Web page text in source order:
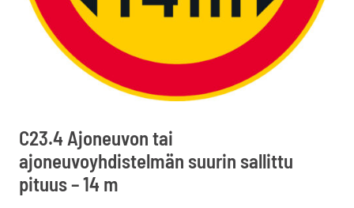
C23.4 Ajoneuvon tai
ajoneuvoyhdistelmän suurin sallittu
pituus – 14 m